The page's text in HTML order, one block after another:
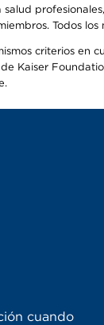
Todos
criterios en
Kaiser
cuando